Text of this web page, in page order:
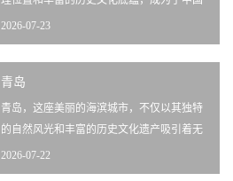
北方的重要港口之一。近年来，随着城市化
进程的加快，青岛的能源需求也日益增长。
液化气作为一种清洁能源，因其高效、便捷
的特点，在青岛的日常生活中扮演着重要的
角色。将探讨青岛液化气的使用情况，分析
其对当地居民生活的影响，以及面临的···
2026-07-23
青岛
青岛，这座美丽的海滨城市，不仅以其独特
的自然风光和丰富的历史文化遗产吸引着无
数游客，更以它那高效便捷的加气站服务，
为市民的出行提供了极大的便利。在青岛，
2026-07-22